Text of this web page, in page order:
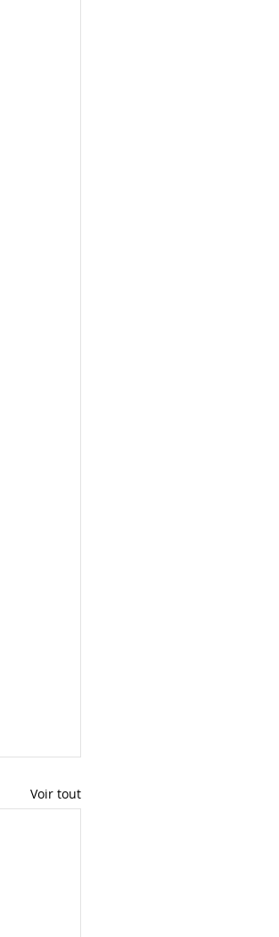
Voir tout